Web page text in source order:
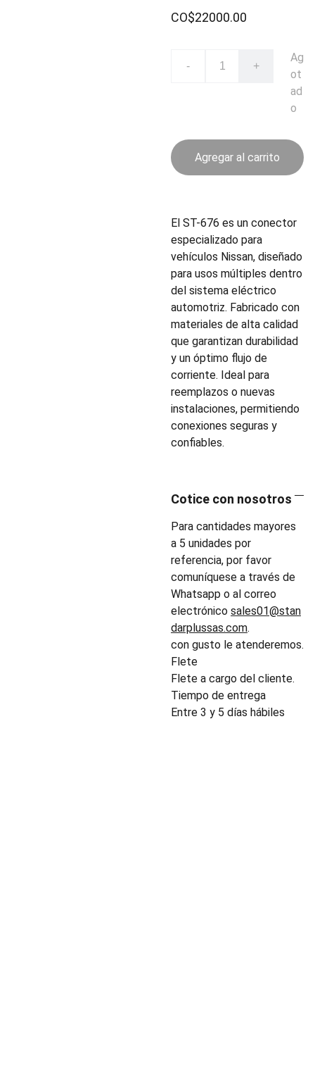
CO$22000.00
- +
Ag
ot
ad
o
Agregar al carrito
El ST-676 es un conector
especializado para
vehículos Nissan, diseñado
para usos múltiples dentro
del sistema eléctrico
automotriz. Fabricado con
materiales de alta calidad
que garantizan durabilidad
y un óptimo flujo de
corriente. Ideal para
reemplazos o nuevas
instalaciones, permitiendo
conexiones seguras y
confiables.
Cotice con nosotros
Para cantidades mayores
a 5 unidades por
referencia, por favor
comuníquese a través de
Whatsapp o al correo
electrónico sales01@stan
darplussas.com.
con gusto le atenderemos.
Flete
Flete a cargo del cliente.
Tiempo de entrega
Entre 3 y 5 días hábiles